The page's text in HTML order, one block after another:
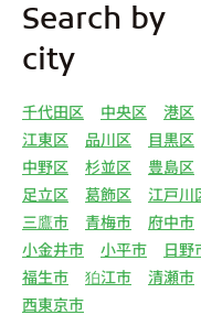
下記（1）～（13
し、また、利用目
リー物件の紹介、
の締結、履行。（
よびサービスの紹
とって有用と思わ
等を紹介するため
のためのアンケー
る情報・サービス
電子メールまたは
産物件の紹介・賃
Search by
city
千代田区 中央区 港区
江東区
品川区 目黒区
中野区
杉並区 豊島区
足立区
葛飾区 江戸川
三鷹市
青梅市 府中市
小金井市
小平市 日野
福生市
狛江市 清瀬市
西東京市